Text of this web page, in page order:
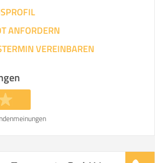
ANFORDERN
VEREINBAREN